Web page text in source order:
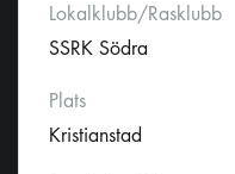
Lokalklubb/Rasklubb
SSRK Södra
Plats
Kristianstad